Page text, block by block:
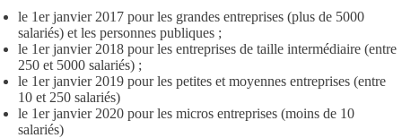
le 1er janvier 2017 pour les grandes entreprises (plus de 5000
salariés) et les personnes publiques ;
le 1er janvier 2018 pour les entreprises de taille intermédiaire (entre
250 et 5000 salariés) ;
le 1er janvier 2019 pour les petites et moyennes entreprises (entre
10 et 250 salariés)
le 1er janvier 2020 pour les micros entreprises (moins de 10
salariés)